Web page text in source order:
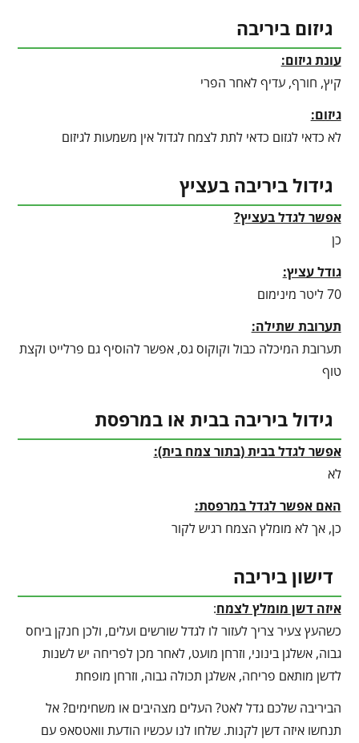
גיזום ביריבה
עונת גיזום:
קיץ, חורף, עדיף לאחר הפרי
גיזום:
לא כדאי לגזום כדאי לתת לצמח לגדול אין משמעות לגיזום
גידול ביריבה בעציץ
אפשר לגדל בעציץ?
כן
גודל עציץ:
70 ליטר מינימום
תערובת שתילה:
תערובת המיכלה כבול וקוקוס גס, אפשר להוסיף גם פרלייט וקצת
טוף
גידול ביריבה בבית או במרפסת
אפשר לגדל בבית (בתור צמח בית):
לא
האם אפשר לגדל במרפסת:
כן, אך לא מומלץ הצמח רגיש לקור
דישון ביריבה
איזה דשן מומלץ לצמח:
כשהעץ צעיר צריך לעזור לו לגדל שורשים ועלים, ולכן חנקן ביחס
גבוה, אשלגן בינוני, וזרחן מועט, לאחר מכן לפריחה יש לשנות
לדשן מותאם פריחה, אשלגן תכולה גבוה, וזרחן מופחת
הביריבה שלכם גדל לאט? העלים מצהיבים או משחימים? אל
תנחשו איזה דשן לקנות. שלחו לנו עכשיו הודעת וואטסאפ עם